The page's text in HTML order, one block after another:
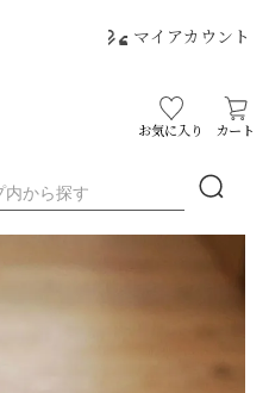
マイアカウント
お気に入り カート